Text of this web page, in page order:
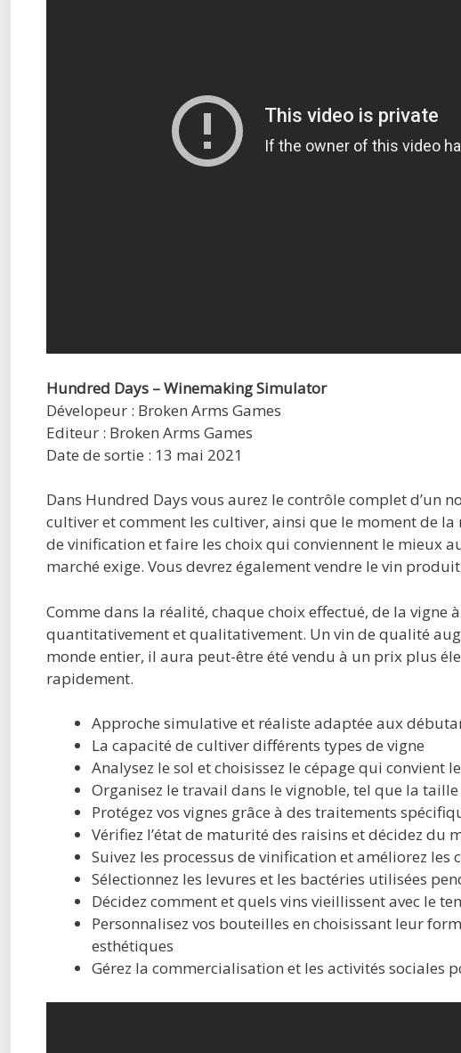
Hundred Days – Winemaking Simulator
Dévelopeur : Broken Arms Games
Editeur : Broken Arms Games
Date de sortie : 13 mai 2021
Dans Hundred Days vous aurez le contrôle complet d’un
cultiver et comment les cultiver, ainsi que le moment de la
de vinification et faire les choix qui conviennent le mieux
marché exige. Vous devrez également vendre le vin
Comme dans la réalité, chaque choix effectué, de la
quantitativement et qualitativement. Un vin de qualité
monde entier, il aura peut-être été vendu à un prix plus
rapidement.
Approche simulative et réaliste adaptée aux
La capacité de cultiver différents types de vigne
Analysez le sol et choisissez le cépage qui convient
Organisez le travail dans le vignoble, tel que la taille
Protégez vos vignes grâce à des traitements
Vérifiez l’état de maturité des raisins et décidez du
Suivez les processus de vinification et améliorez les
Sélectionnez les levures et les bactéries utilisées
Décidez comment et quels vins vieillissent avec le
Personnalisez vos bouteilles en choisissant leur
esthétiques
Gérez la commercialisation et les activités